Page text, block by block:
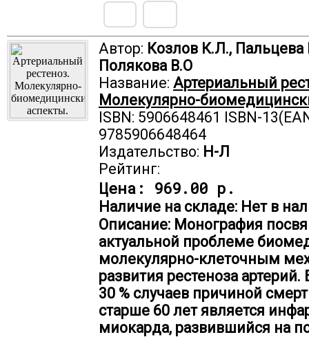
Автор: Козлов К.Л., Пальцева
Полякова В.О
Название: Артериальный
Молекулярно-
ISBN: 5906648461 ISBN-
9785906648464
Издательство: Н-Л
Рейтинг:
Цена: 969.00 р.
Наличие на складе: Нет в
Описание: Монография
актуальной проблеме
молекулярно-клеточным
развития рестеноза
30 % случаев причиной
старше 60 лет является
миокарда, развившийся на